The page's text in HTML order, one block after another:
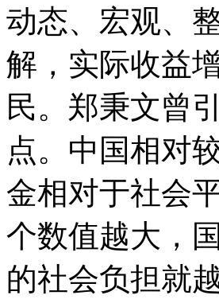
动态、宏观、
解，实际收益
民。郑秉文曾
点。中国相对
金相对于社会
个数值越大，
的社会负担就